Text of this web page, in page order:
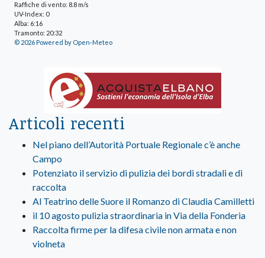
Raffiche di vento: 8.8 m/s
UV-Index: 0
Alba: 6:16
Tramonto: 20:32
© 2026 Powered by Open-Meteo
Articoli recenti
Nel piano dell’Autorità Portuale Regionale c’è anche
Campo
Potenziato il servizio di pulizia dei bordi stradali e di
raccolta
Al Teatrino delle Suore il Romanzo di Claudia Camilletti
il 10 agosto pulizia straordinaria in Via della Fonderia
Raccolta firme per la difesa civile non armata e non
violneta